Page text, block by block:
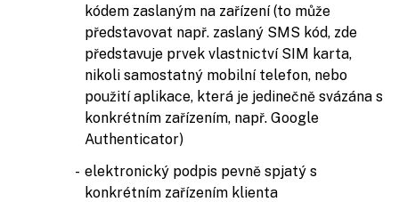
kódem zaslaným na zařízení (to může
představovat např. zaslaný SMS kód, zde
představuje prvek vlastnictví SIM karta,
nikoli samostatný mobilní telefon, nebo
použití aplikace, která je jedinečně svázána s
konkrétním zařízením, např. Google
Authenticator)
elektronický podpis pevně spjatý s
konkrétním zařízením klienta